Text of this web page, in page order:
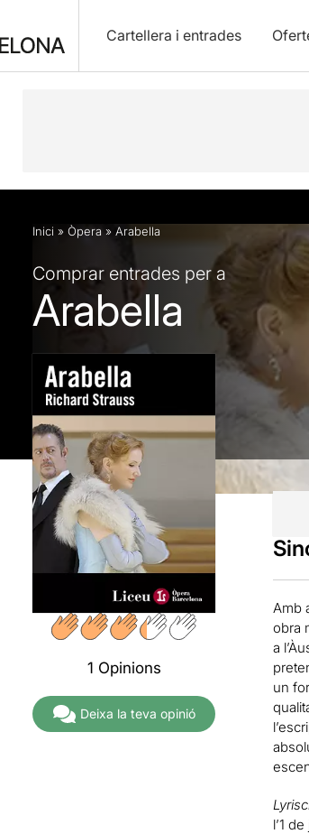
Cartellera i entrades
Descripció Fitxa artística Fotos i vídeos
Inici » Òpera » Arabella
Comprar entrades per a
Arabella
1 Opinions
Deixa la teva opinió
Amb
obra
a
un
l’1